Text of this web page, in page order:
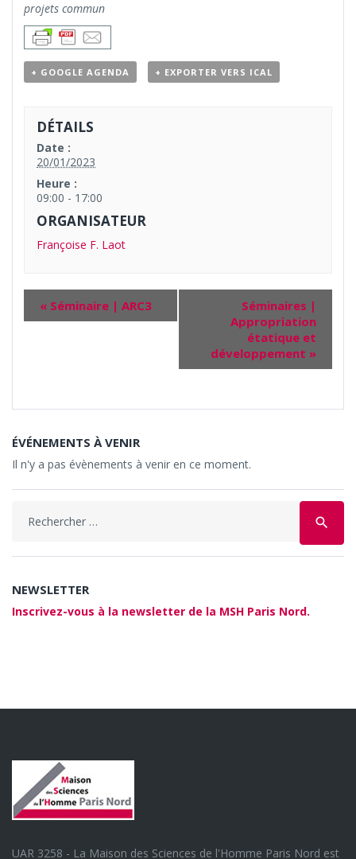
projets commun
+ GOOGLE AGENDA + EXPORTER VERS ICAL
DÉTAILS
Date :
20/01/2023
Heure :
09:00 - 17:00
ORGANISATEUR
Françoise F. Laot
« Séminaire | ARC3
Séminaires |
Appropriation
étatique et
développement »
ÉVÉNEMENTS À VENIR
Il n'y a pas évènements à venir en ce moment.
search
NEWSLETTER
Inscrivez-vous à la newsletter de la MSH Paris Nord.
UAR 3258 - La Maison des Sciences de l'Homme Paris Nord est